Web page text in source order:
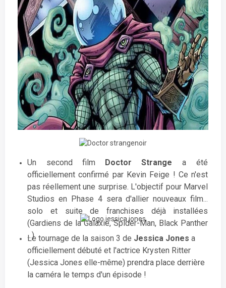
Beck est un acteur raté vivant à Londres qui utilise
ses illusions contre son ennemi, Spider-Man.
Un second film Doctor Strange a été
officiellement confirmé par Kevin Feige ! Ce n'est
pas réellement une surprise. L'objectif pour Marvel
Studios en Phase 4 sera d'allier nouveaux films
solo et suite de franchises déjà installées
(Gardiens de la Galaxie, Spider-Man, Black Panther
...)
Le tournage de la saison 3 de Jessica Jones a
officiellement débuté et l'actrice Krysten Ritter
(Jessica Jones elle-même) prendra place derrière
la caméra le temps d'un épisode !